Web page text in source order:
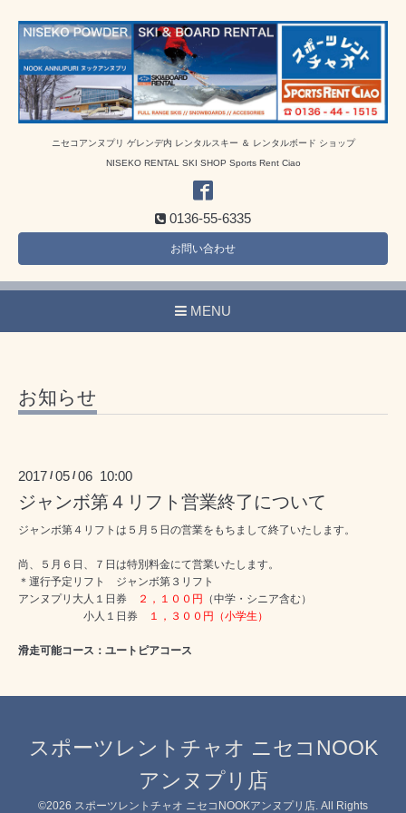
ニセコアンヌプリ ゲレンデ内 レンタルスキー ＆ レンタルボード ショップ
NISEKO RENTAL SKI SHOP Sports Rent Ciao
0136-55-6335
お問い合わせ
MENU
お知らせ
2017 /05 /06 10:00
ジャンボ第４リフト営業終了について
ジャンボ第４リフトは５月５日の営業をもちまして終了いたします。
尚、５月６日、７日は特別料金にて営業いたします。
＊運行予定リフト ジャンボ第３リフト
アンヌプリ大人１日券
２，１００円 （中学・シニア含む）
小人１日券
１，３００円（小学生）
滑走可能コース：ユートピアコース
スポーツレントチャオ ニセコNOOK
アンヌプリ店
©2026 スポーツレントチャオ ニセコNOOKアンヌプリ店 . All Rights